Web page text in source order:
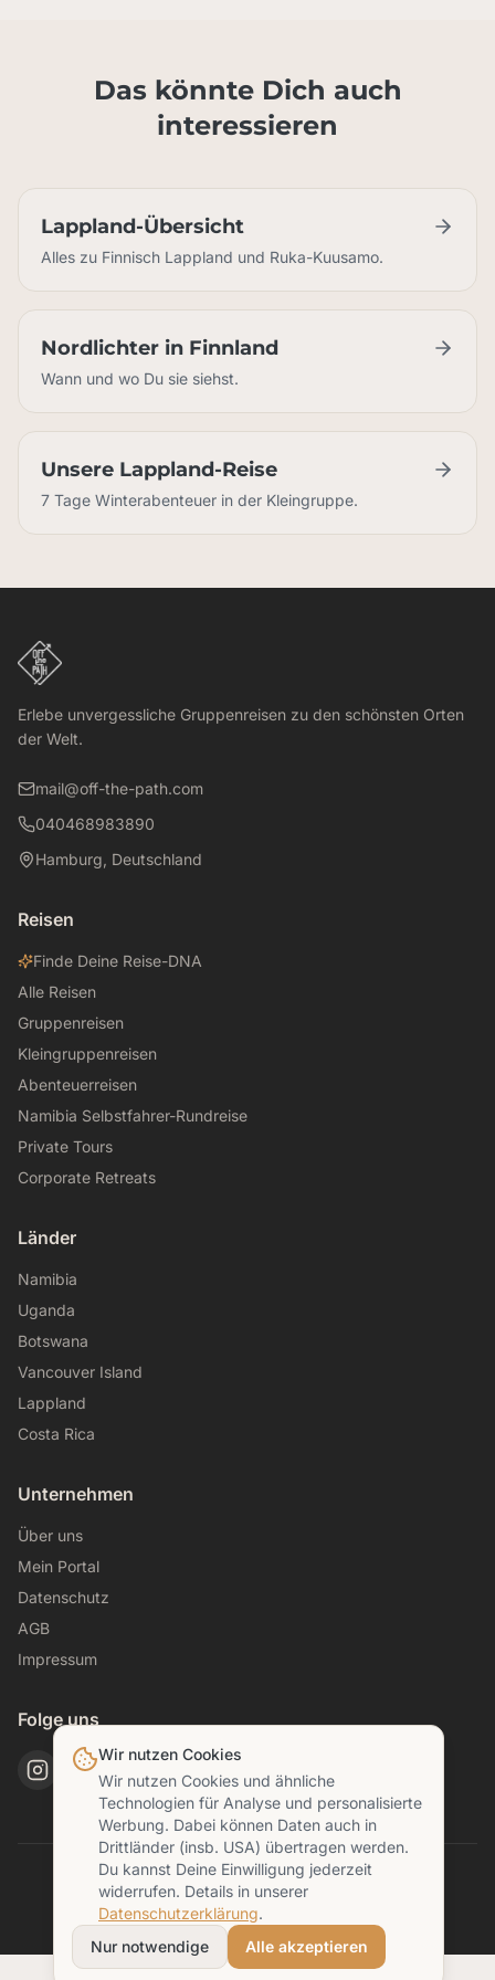
Das könnte Dich auch
interessieren
Lappland-Übersicht
Alles zu Finnisch Lappland und Ruka-Kuusamo.
Nordlichter in Finnland
Wann und wo Du sie siehst.
Unsere Lappland-Reise
7 Tage Winterabenteuer in der Kleingruppe.
Erlebe unvergessliche Gruppenreisen zu den schönsten Orten
der Welt.
mail@off-the-path.com
040468983890
Hamburg, Deutschland
Reisen
Finde Deine Reise-DNA
Alle Reisen
Gruppenreisen
Kleingruppenreisen
Abenteuerreisen
Namibia Selbstfahrer-Rundreise
Private Tours
Corporate Retreats
Länder
Namibia
Uganda
Botswana
Vancouver Island
Lappland
Costa Rica
Unternehmen
Über uns
Mein Portal
Datenschutz
AGB
Impressum
Folge uns
© 2026 Off The Path. Alle Rechte vorbehalten.
Wir nutzen Cookies
Wir nutzen Cookies und ähnliche
Technologien für Analyse und personalisierte
Werbung. Dabei können Daten auch in
Drittländer (insb. USA) übertragen werden.
Du kannst Deine Einwilligung jederzeit
widerrufen. Details in unserer
Datenschutzerklärung.
Nur notwendige
Alle akzeptieren